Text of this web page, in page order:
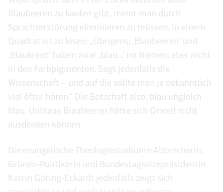
Blaubeeren zu kaufen gibt, meint man durch
Sprachzerstörung eliminieren zu müssen. In einem
Quadrat ist zu lesen: „Übrigens: ‚Blaubeeren‘ und
‚Blaukraut‘ haben zwar ‚blau...‘ im Namen, aber nicht
in den Farbpigmenten. Sagt jedenfalls die
Wissenschaft – und auf die sollte man ja bekanntlich
viel öfter hören.“ Die Botschaft also: blau ungleich
blau. Unblaue Blaubeeren hätte sich Orwell nicht
ausdenken können.
Die evangelische Theologiestudiums-Abbrecherin,
Grünen-Politikerin und Bundestagsvizepräsidentin
Katrin Göring-Eckardt jedenfalls zeigt sich